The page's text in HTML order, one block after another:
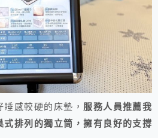
感較硬的床墊， 服務人員推薦我
排列的獨立筒，擁有良好的支撐